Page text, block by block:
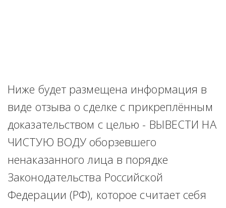
Ниже будет размещена информация в
виде отзыва о сделке с прикреплённым
доказательством с целью - ВЫВЕСТИ НА
ЧИСТУЮ ВОДУ оборзевшего
ненаказанного лица в порядке
Законодательства Российской
Федерации (РФ), которое считает себя